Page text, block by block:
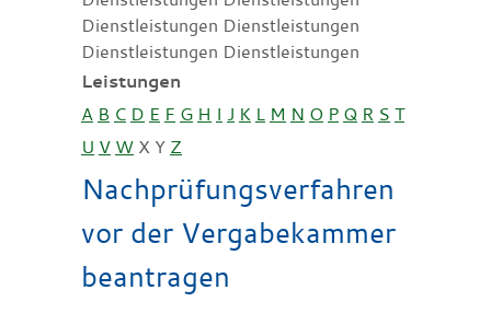
Dienstleistungen Dienstleistungen
Dienstleistungen Dienstleistungen
Leistungen
A B C D E F G H I J K L M N O P Q R S T
U V W X Y Z
Nachprüfungsverfahren
vor der Vergabekammer
beantragen